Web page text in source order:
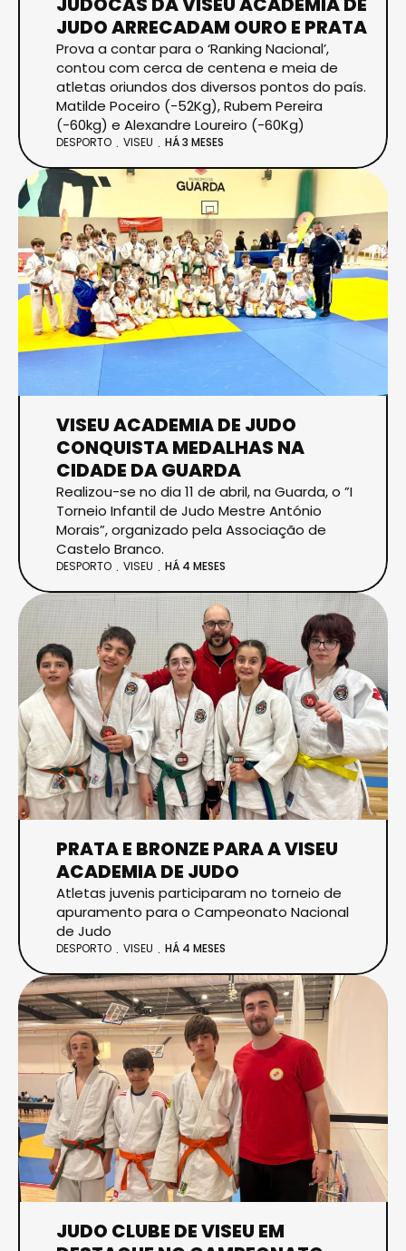
JUDO ARRECADAM OURO E PRATA
Prova a contar para o ‘Ranking Nacional’,
contou com cerca de centena e meia de
atletas oriundos dos diversos pontos do país.
Matilde Poceiro (-52Kg), Rubem Pereira
(-60kg) e Alexandre Loureiro (-60Kg)
DESPORTO VISEU HÁ 3 MESES
VISEU ACADEMIA DE JUDO
CONQUISTA MEDALHAS NA
CIDADE DA GUARDA
Realizou-se no dia 11 de abril, na Guarda, o ”I
Torneio Infantil de Judo Mestre António
Morais”, organizado pela Associação de
Castelo Branco.
DESPORTO VISEU HÁ 4 MESES
PRATA E BRONZE PARA A VISEU
ACADEMIA DE JUDO
Atletas juvenis participaram no torneio de
apuramento para o Campeonato Nacional
de Judo
DESPORTO VISEU HÁ 4 MESES
JUDO CLUBE DE VISEU EM